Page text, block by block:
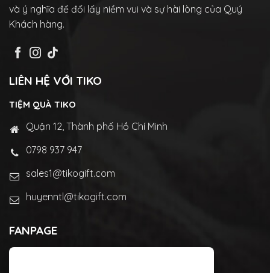
và ý nghĩa để đổi lấy niềm vui và sự hài lòng của Quý
Khách hàng.
LIÊN HỆ VỚI TIKO
TIỆM QUÀ TIKO
Quận 12, Thành phố Hồ Chí Minh
0798 937 947
sales1@tikogift.com
huyenntl@tikogift.com
FANPAGE